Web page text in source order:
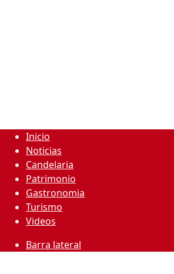
Inicio
Noticias
Candelaria
Patrimonio
Gastronomia
Turismo
Videos
Barra lateral